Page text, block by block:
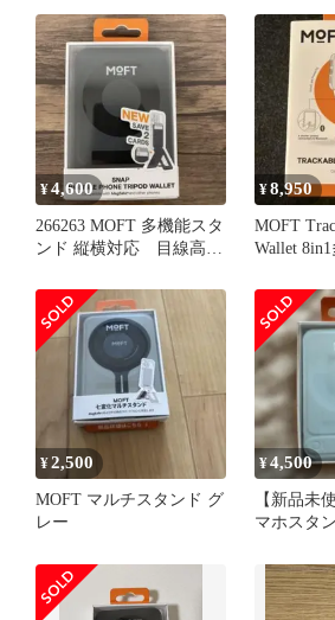
¥4,600
266263 MOFT 多機能スタ
ンド 縦横対応 目線高さ
¥8,950
MOFT
Wallet 8in1
¥2,500
MOFT マルチスタンド グ
レー
¥4,500
【新品未
マホスタ